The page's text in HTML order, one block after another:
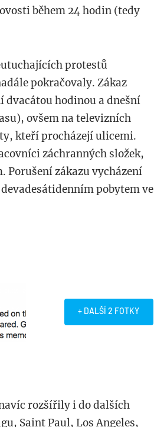
během 24 hodin (tedy
protestů
pokračovaly. Zákaz
dvacátou hodinou a dnešní
ovšem na televizních
kteří procházejí ulicemi.
záchranných složek,
Porušení zákazu vycházení
pobytem ve
+ DALŠÍ 2 FOTKY
rozšířily i do dalších
Saint Paul, Los Angeles,